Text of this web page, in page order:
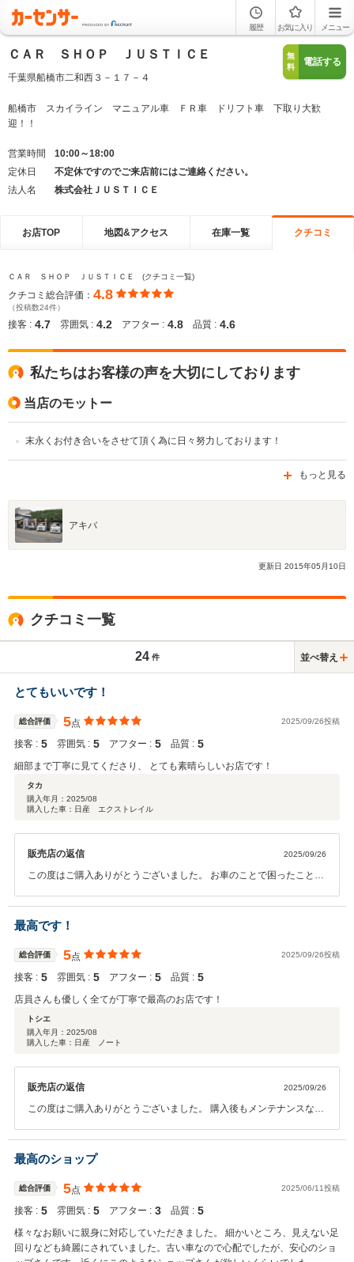
履歴 お気に入り メニュー
ＣＡＲ ＳＨＯＰ ＪＵＳＴＩＣＥ
千葉県船橋市二和西３－１７－４
無
料
電話する
船橋市 スカイライン マニュアル車 ＦＲ車 ドリフト車 下取り大歓
迎！！
営業時間
10:00～18:00
定休日
不定休ですのでご来店前にはご連絡ください。
法人名
株式会社ＪＵＳＴＩＣＥ
お店TOP 地図&アクセス 在庫一覧 クチコミ
ＣＡＲ ＳＨＯＰ ＪＵＳＴＩＣＥ (クチコミ一覧)
クチコミ総合評価： 4.8
（投稿数24件）
接客 : 4.7 雰囲気 : 4.2 アフター : 4.8 品質 : 4.6
私たちはお客様の声を大切にしております
当店のモットー
末永くお付き合いをさせて頂く為に日々努力しております！
もっと見る
アキバ
更新日 2015年05 月 10日
クチコミ一覧
24 件 並べ替え
とてもいいです！
総合評価 5点 2025/09/26投稿
接客 : 5 雰囲気 : 5 アフター : 5 品質 : 5
細部まで丁寧に見てくださり、 とても素晴らしいお店です！
タカ
購入年月： 2025/08
購入した車：日産 エクストレイル
販売店の返信 2025/09/26
この度はご購入ありがとうございました。 お車のことで困ったことが
最高です！
総合評価 5点 2025/09/26投稿
接客 : 5 雰囲気 : 5 アフター : 5 品質 : 5
店員さんも優しく全てが丁寧で最高のお店です！
トシエ
購入年月： 2025/08
購入した車：日産 ノート
販売店の返信 2025/09/26
この度はご購入ありがとうございました。 購入後もメンテナンスなど
最高のショップ
総合評価 5点 2025/06/11投稿
接客 : 5 雰囲気 : 5 アフター : 3 品質 : 5
様々なお願いに親身に対応していただきました。 細かいところ、見えない足
回りなども綺麗にされていました。古い車なので心配でしたが、安心のショ